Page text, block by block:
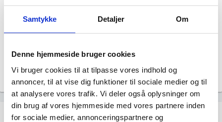
Samtykke Detaljer Om
Denne hjemmeside bruger cookies
Vi bruger cookies til at tilpasse vores indhold og
annoncer, til at vise dig funktioner til sociale medier og til
at analysere vores trafik. Vi deler også oplysninger om
din brug af vores hjemmeside med vores partnere inden
for sociale medier, annonceringspartnere og
Årsrapporten 2023-12
Årsrapporten 2021-12
Regnskaber